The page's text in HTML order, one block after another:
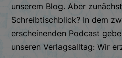
unserem Blog. Aber
Schreibtischblick? In dem
erscheinenden Podcast
unseren Verlagsalltag: Wir